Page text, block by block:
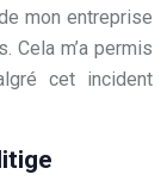
mon entreprise
Cela m’a permis
cet incident